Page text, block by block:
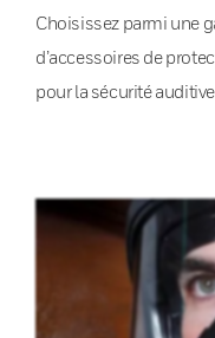
Choisissez parmi une
d’accessoires de
pour la sécurité